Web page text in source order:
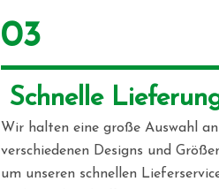
03
Schnelle
Wir halten eine große Auswahl
verschiedenen Designs und
um unseren schnellen